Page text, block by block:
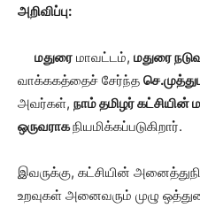
அறிவிப்பு:
மதுரை மாவட்டம், மதுரை
வாக்ககத்தைச் சேர்ந்த
அவர்கள், நாம் தமிழர் கட்சியின்
ஒருவராகநியமிக்கப்படுகிறார்.
இவருக்கு, கட்சியின்
உறவுகள் அனைவரும் முழு